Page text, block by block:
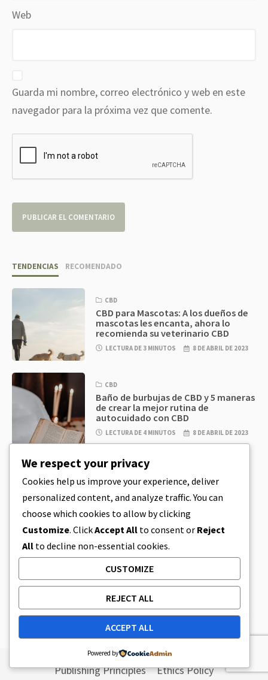
Web
Guarda mi nombre, correo electrónico y web en este
navegador para la próxima vez que comente.
TENDENCIAS RECOMENDADO
CBD
CBD para Mascotas: A los dueños de
mascotas les encanta, ahora lo
recomienda su veterinario CBD
LECTURA DE 3 MINUTOS 8 DE ABRIL DE 2023
CBD
Baño de burbujas de CBD y 5 maneras
de crear la mejor rutina de
autocuidado con CBD
LECTURA DE 4 MINUTOS 8 DE ABRIL DE 2023
BEBIDAS CON CBD
Bebidas de CBD como Trip CBD dan
un nuevo aire al mercado de los
comestibles
LECTURA DE 3 MINUTOS
Masa de galletas de CBD y
comestibles de CBD increíblemente
sencillos que puedes preparar en
casa
LECTURA DE 4 MINUTOS 8 DE ABRIL DE 2023
Publishing Principles Ethics Policy
We respect your privacy
Cookies help us improve your experience, deliver
personalized content, and analyze traffic. You can
choose which cookies to allow by clicking
Customize. ClickAccept All to consent or Reject
All to decline non-essential cookies.
CUSTOMIZE
REJECT ALL
ACCEPT ALL
Powered by